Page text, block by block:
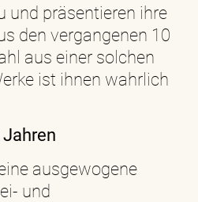
und präsentieren ihre
den vergangenen 10
aus einer solchen
ist ihnen wahrlich
ausgewogene
und